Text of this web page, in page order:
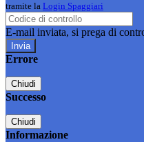
tramite la Login Spaggiari
E-mail inviata, si prega di
Errore
Chiudi
Successo
Chiudi
Informazione